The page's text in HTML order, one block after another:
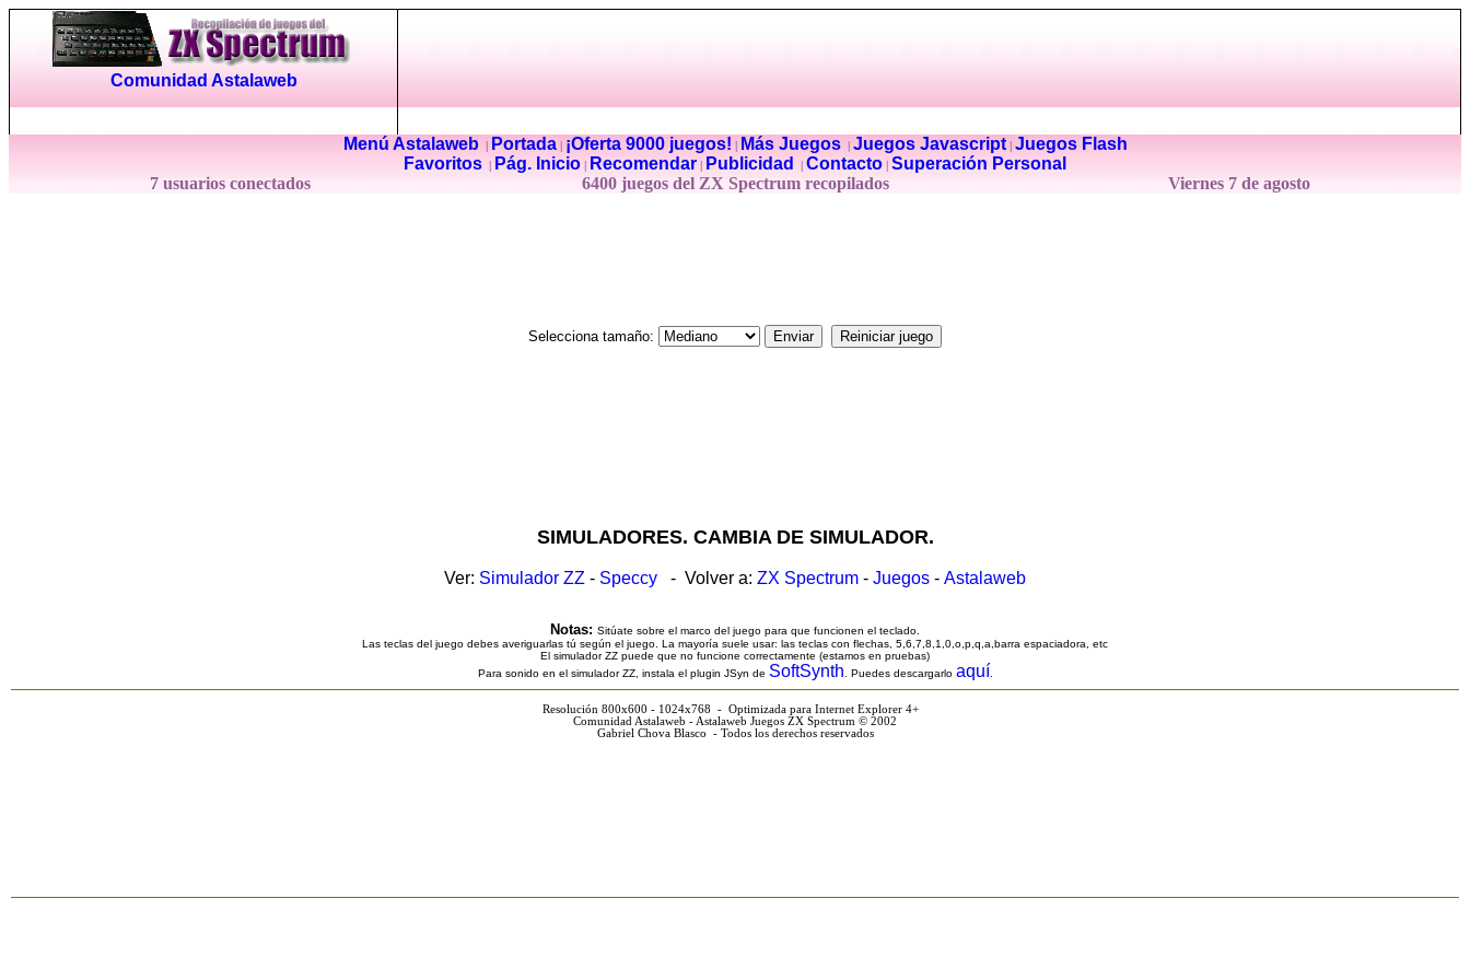
Comunidad Astalaweb
Menú Astalaweb| Portada| ¡Oferta 9000 juegos! Más Juegos| Juegos Javascript| Juegos Flash
Favoritos
Pág. Inicio Recomendar Publicidad Contacto Superación Personal
7 usuarios conectados
6400 juegos del ZX Spectrum recopilados Viernes 7 de agosto
Selecciona tamaño:
SIMULADORES. CAMBIA DE SIMULADOR.
Ver: Simulador ZZ - Speccy - Volver a: ZX Spectrum - Juegos - Astalaweb
Notas: Sitúate sobre el marco del juego para que funcionen el teclado.
Las teclas del juego debes averiguarlas tú según el juego. La mayoría suele usar: las teclas con flechas, 5,6,7,8,1,0,o,p,q,a,barra espaciadora, etc
El simulador ZZ puede que no funcione correctamente (estamos en pruebas)
Para sonido en el simulador ZZ, instala el plugin JSyn de SoftSynth . Puedes descargarlo aquí
Resolución 800x600 - 1024x768 - Optimizada para Internet Explorer 4+
Comunidad Astalaweb - Astalaweb Juegos ZX Spectrum © 2002
Gabriel Chova Blasco - Todos los derechos reservados